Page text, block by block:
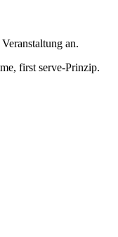
an.
first serve-Prinzip.